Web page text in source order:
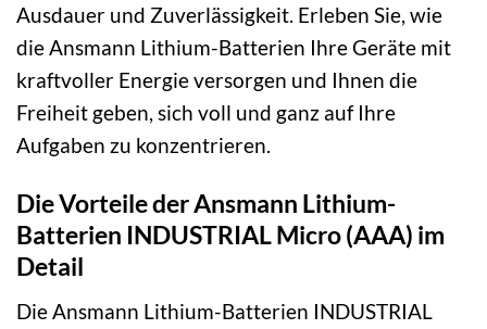
Ausdauer und Zuverlässigkeit. Erleben Sie, wie
die Ansmann Lithium-Batterien Ihre Geräte mit
kraftvoller Energie versorgen und Ihnen die
Freiheit geben, sich voll und ganz auf Ihre
Aufgaben zu konzentrieren.
Die Vorteile der Ansmann Lithium-
Batterien INDUSTRIAL Micro (AAA) im
Detail
Die Ansmann Lithium-Batterien INDUSTRIAL